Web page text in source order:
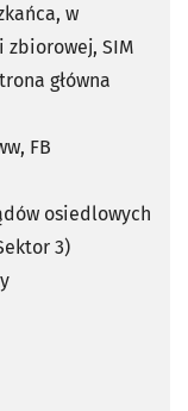
w
zbiorowej, SIM
główna
FB
osiedlowych
3)